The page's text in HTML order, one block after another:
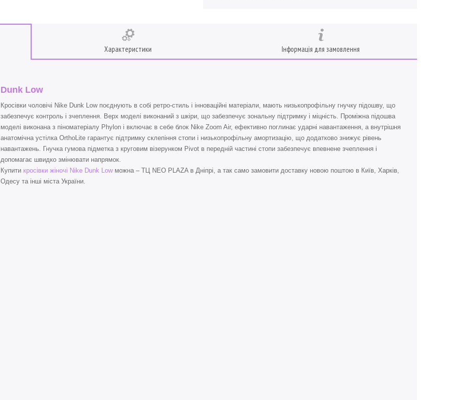
Характеристики Інформація для замовлення
Dunk Low
Кросівки чоловічі Nike Dunk Low поєднують в собі ретро-стиль і інноваційні матеріали, мають низькопрофільну гнучку підошву, що
забезпечує контроль і зчеплення. Верх моделі виконаний з шкіри, що забезпечує зональну підтримку і міцність. Проміжна підошва
моделі виконана з піноматеріалу Phylon і включає в себе блок Nike Zoom Air, ефективно поглинає ударні навантаження, а внутрішня
анатомічна устілка OrthoLite гарантує підтримку склепіння стопи і низькопрофільну амортизацію, що додатково знижує рівень
навантажень. Гнучка гумова підметка з круговим візерунком Pivot в передній частині стопи забезпечує впевнене зчеплення і
допомагає швидко змінювати напрямок.
Купити кросівки жіночі Nike Dunk Lowможна – ТЦ NEO PLAZA в Дніпрі, а так само замовити доставку новою поштою в Київ, Харків,
Одесу та інші міста України.